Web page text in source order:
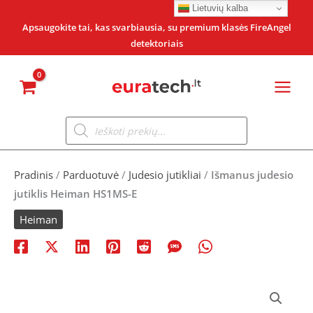
Apsaugokite tai, kas svarbiausia, su premium klasės FireAngel
detektoriais
Products
search
Pradinis / Parduotuvė / Judesio jutikliai / Išmanus judesio
jutiklis Heiman HS1MS-E
Heiman
Lietuvių kalba